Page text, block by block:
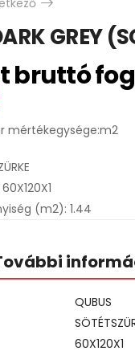
GREY
bruttó
mértékegysége:m2
(m2): 1.44
QUBUS
60X120X1